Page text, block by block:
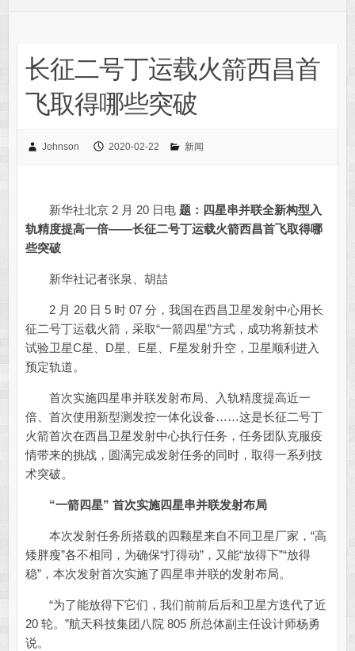
长征二号丁运载火箭西昌首
飞取得哪些突破
Johnson 2020-02-22 新闻
新华社北京 2 月 20 日电 题：四星串并联全新构型入
轨精度提高一倍——长征二号丁运载火箭西昌首飞取得哪
些突破
新华社记者张泉、胡喆
2 月 20 日 5 时 07 分，我国在西昌卫星发射中心用长
征二号丁运载火箭，采取“一箭四星”方式，成功将新技术
试验卫星C星、D星、E星、F星发射升空，卫星顺利进入
预定轨道。
首次实施四星串并联发射布局、入轨精度提高近一
倍、首次使用新型测发控一体化设备……这是长征二号丁
火箭首次在西昌卫星发射中心执行任务，任务团队克服疫
情带来的挑战，圆满完成发射任务的同时，取得一系列技
术突破。
“一箭四星” 首次实施四星串并联发射布局
本次发射任务所搭载的四颗星来自不同卫星厂家，“高
矮胖瘦”各不相同，为确保“打得动”，又能“放得下”“放得
稳”，本次发射首次实施了四星串并联的发射布局。
“为了能放得下它们，我们前前后后和卫星方迭代了近
20 轮。”航天科技集团八院 805 所总体副主任设计师杨勇
说。